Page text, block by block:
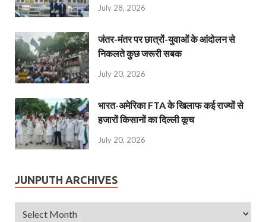
July 28, 2026
जंतर-मंतर पर छात्रों-युवाओं के आंदोलन से
निकलते कुछ जरूरी सबक
July 20, 2026
भारत-अमेरिका FTA के खिलाफ कई राज्यों से
हजारों किसानों का दिल्ली कूच
July 20, 2026
JUNPUTH ARCHIVES